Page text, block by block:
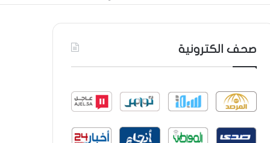
عمود
الدخول
صحف الكترونية